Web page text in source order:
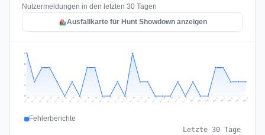
Nutzermeldungen in den letzten 30 Tagen
Ausfallkarte für Hunt Showdown anzeigen
1
2
2
3
Jul 10 Jul 11 Jul 12 Jul 13 Jul 14 Jul 15 Jul 16 Jul 17 Jul 18 Jul 19 Jul 20 Jul 21 Jul 22 Jul 23 Jul 24 Jul 25 Jul 26 Jul 27 Jul 28 Jul 29 Jul 30 Jul 31 Aug 1 Aug 2 Aug 3 Aug 4 Aug 5 Aug 6 Aug 7 Aug 8
Fehlerberichte
Letzte 30 Tage